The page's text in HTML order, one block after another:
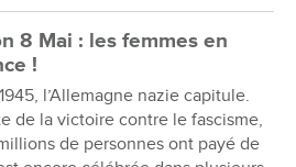
8 Mai : les femmes en
!
l’Allemagne nazie capitule.
de la victoire contre le fascisme,
de personnes ont payé de